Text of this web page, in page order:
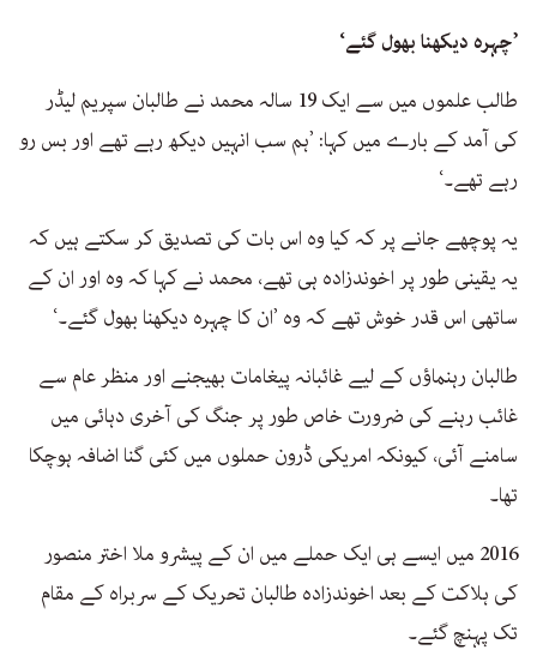
’چہرہ دیکھنا بھول گئے‘
طالب علموں میں سے ایک 19 سالہ محمد نے طالبان سپریم لیڈر
کی آمد کے بارے میں کہا: ’ہم سب انہیں دیکھ رہے تھے اور بس رو
رہے تھے۔‘
یہ پوچھے جانے پر کہ کیا وہ اس بات کی تصدیق کر سکتے ہیں کہ
یہ یقینی طور پر اخوندزادہ ہی تھے، محمد نے کہا کہ وہ اور ان کے
ساتھی اس قدر خوش تھے کہ وہ ’ان کا چہرہ دیکھنا بھول گئے۔‘
طالبان رہنماؤں کے لیے غائبانہ پیغامات بھیجنے اور منظر عام سے
غائب رہنے کی ضرورت خاص طور پر جنگ کی آخری دہائی میں
سامنے آئی، کیونکہ امریکی ڈرون حملوں میں کئی گنا اضافہ ہوچکا
تھا۔
2016 میں ایسے ہی ایک حملے میں ان کے پیشرو ملا اختر منصور
کی ہلاکت کے بعد اخوندزادہ طالبان تحریک کے سربراہ کے مقام
تک پہنچ گئے۔